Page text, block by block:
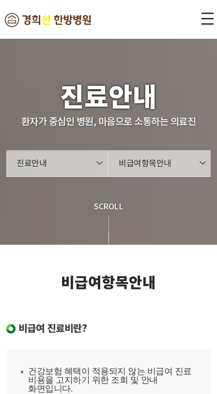
진료안내
환자가 중심인 병원, 마음으로 소통하는 의료진
진료안내 비급여항목안내
SCROLL
비급여항목안내
비급여 진료비란?
건강보험 혜택이 적용되지 않는 비급여 진료
비용을 고지하기 위한 조회 및 안내
화면입니다.